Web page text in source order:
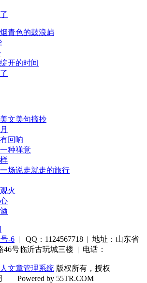
青色的鼓浪屿
开的时间
文美句摘抄
回响
种禅意
场说走就走的旅行
火
-6 | QQ：1124567718 | 地址：山东省
46号临沂古玩城三楼 | 电话：
文章管理系统 版权所有，授权
Powered by 55TR.COM